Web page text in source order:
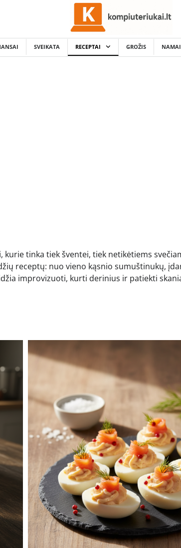
SVEIKATA RECEPTAI GROŽIS NAMAI
tinka tiek šventei, tiek netikėtiems
receptų: nuo vieno kąsnio sumuštinukų,
improvizuoti, kurti derinius ir patiekti